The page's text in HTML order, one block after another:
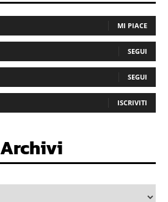
MI PIACE
SEGUI
SEGUI
ISCRIVITI
Archivi